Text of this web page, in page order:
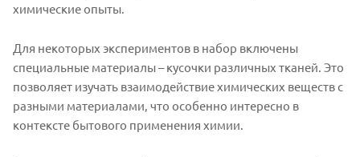
химические опыты.
Для некоторых экспериментов в набор включены
специальные материалы – кусочки различных тканей. Это
позволяет изучать взаимодействие химических веществ с
разными материалами, что особенно интересно в
контексте бытового применения химии.